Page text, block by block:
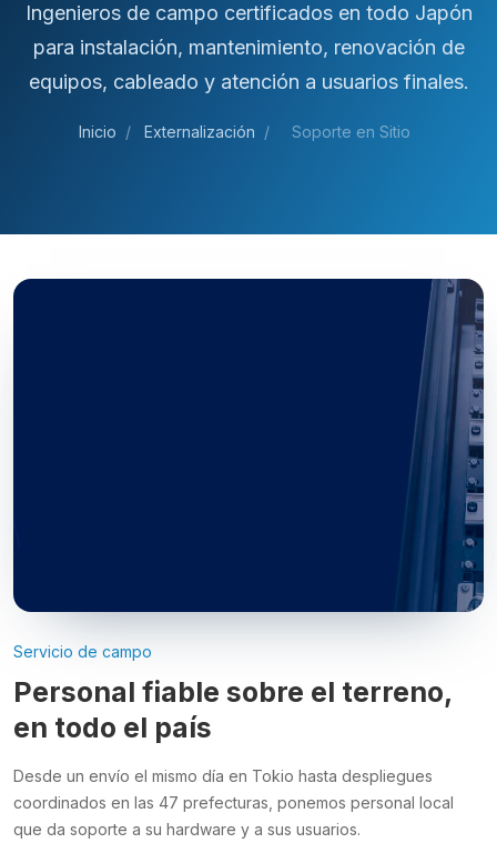
Ingenieros de campo certificados en todo Japón
para instalación, mantenimiento, renovación de
equipos, cableado y atención a usuarios finales.
Inicio / Externalización / Soporte en Sitio
Servicio de campo
Personal fiable sobre el terreno,
en todo el país
Desde un envío el mismo día en Tokio hasta despliegues
coordinados en las 47 prefecturas, ponemos personal local
que da soporte a su hardware y a sus usuarios.